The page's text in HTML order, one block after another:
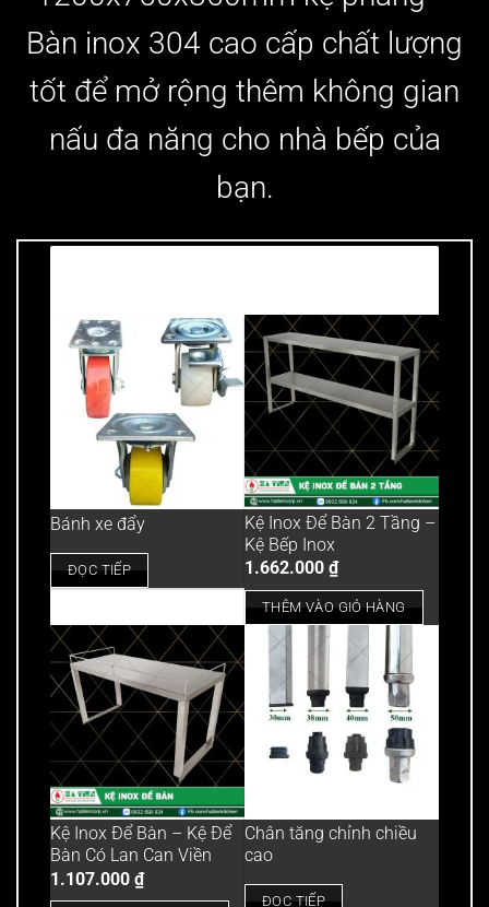
Bàn inox 304 cao cấp chất lượng
tốt để mở rộng thêm không gian
nấu đa năng cho nhà bếp của
bạn.
Bánh xe đẩy
ĐỌC TIẾP
Kệ Inox Để Bàn 2 Tầng –
Kệ Bếp Inox
1.662.000 ₫
THÊM VÀO GIỎ HÀNG
Kệ Inox Để Bàn – Kệ Để
Bàn Có Lan Can Viền
1.107.000 ₫
Chân tăng chỉnh chiều
cao
ĐỌC TIẾP